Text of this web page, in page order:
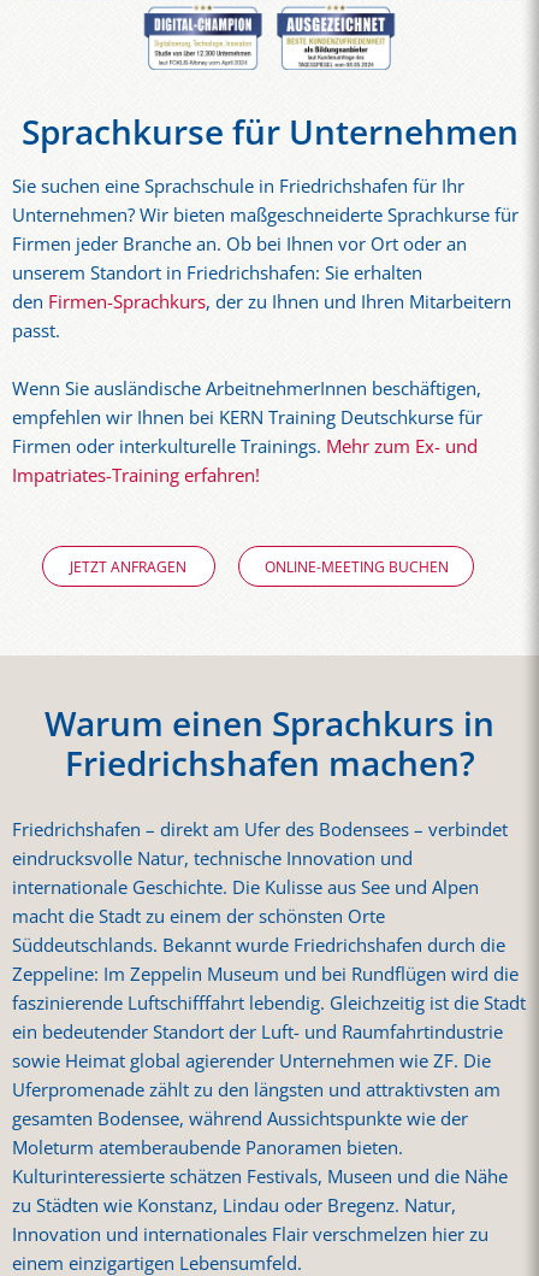
Sprachkurse für Unternehmen
Sie suchen eine Sprachschule in Friedrichshafen für Ihr
Unternehmen? Wir bieten maßgeschneiderte Sprachkurse für
Firmen jeder Branche an. Ob bei Ihnen vor Ort oder an
unserem Standort in Friedrichshafen: Sie erhalten
den Firmen-Sprachkurs, der zu Ihnen und Ihren Mitarbeitern
passt.
Wenn Sie ausländische ArbeitnehmerInnen beschäftigen,
empfehlen wir Ihnen bei KERN Training Deutschkurse für
Firmen oder interkulturelle Trainings. Mehr zum Ex- und
Impatriates-Training erfahren!
JETZT ANFRAGEN ONLINE-MEETING BUCHEN
Warum einen Sprachkurs in
Friedrichshafen machen?
Friedrichshafen – direkt am Ufer des Bodensees – verbindet
eindrucksvolle Natur, technische Innovation und
internationale Geschichte. Die Kulisse aus See und Alpen
macht die Stadt zu einem der schönsten Orte
Süddeutschlands. Bekannt wurde Friedrichshafen durch die
Zeppeline: Im Zeppelin Museum und bei Rundflügen wird die
faszinierende Luftschifffahrt lebendig. Gleichzeitig ist die Stadt
ein bedeutender Standort der Luft- und Raumfahrtindustrie
sowie Heimat global agierender Unternehmen wie ZF. Die
Uferpromenade zählt zu den längsten und attraktivsten am
gesamten Bodensee, während Aussichtspunkte wie der
Moleturm atemberaubende Panoramen bieten.
Kulturinteressierte schätzen Festivals, Museen und die Nähe
zu Städten wie Konstanz, Lindau oder Bregenz. Natur,
Innovation und internationales Flair verschmelzen hier zu
einem einzigartigen Lebensumfeld.